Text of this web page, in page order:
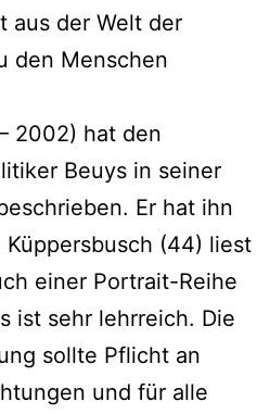
aus der Welt der
den Menschen
2002) hat den
Beuys in seiner
Er hat ihn
(44) liest
einer Portrait-Reihe
ist sehr lehrreich. Die
sollte Pflicht an
und für alle